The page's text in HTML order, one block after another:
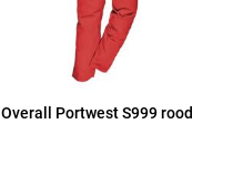
Overall Portwest S999 rood